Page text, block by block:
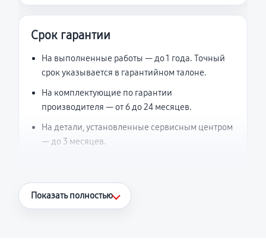
Срок гарантии
На выполненные работы — до 1 года. Точный
срок указывается в гарантийном талоне.
На комплектующие по гарантии
производителя — от 6 до 24 месяцев.
На детали, установленные сервисным центром
— до 3 месяцев.
Что считается гарантийным случаем
Показать полностью